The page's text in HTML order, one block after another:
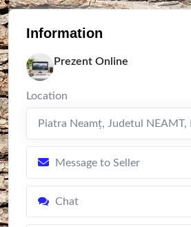
Information
Prezent Online
Location
Piatra Neamţ, Judetul NEAMT,
Message to Seller
Chat